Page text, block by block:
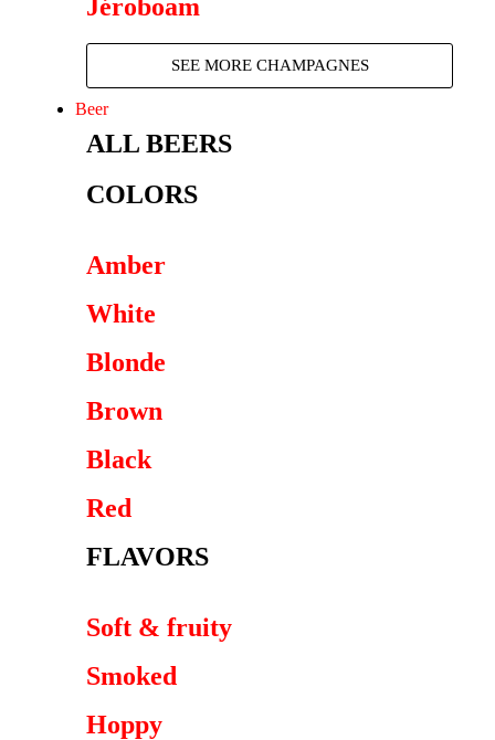
Jéroboam
SEE MORE CHAMPAGNES
Beer
ALL BEERS
COLORS
Amber
White
Blonde
Brown
Black
Red
FLAVORS
Soft & fruity
Smoked
Hoppy